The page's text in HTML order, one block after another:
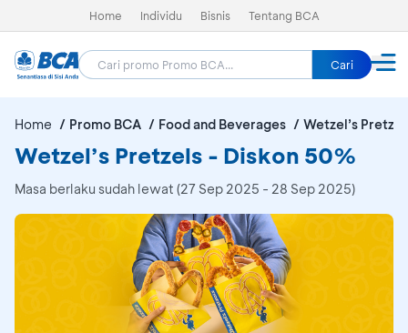
Home Individu Bisnis Tentang BCA
Cari
Home Promo BCA Food and Beverages Wetzel’s
Wetzel’s Pretzels - Diskon 50%
Masa berlaku sudah lewat (27 Sep 2025 - 28 Sep 2025)